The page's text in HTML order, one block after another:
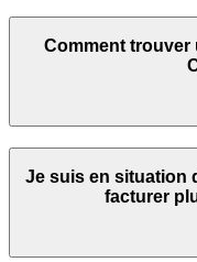
Comment trouver
Je suis en situation
facturer